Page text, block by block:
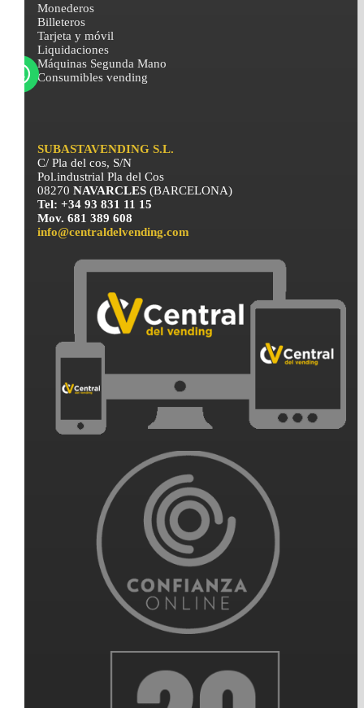
Monederos
Billeteros
Tarjeta y móvil
Liquidaciones
Máquinas Segunda Mano
Consumibles vending
SUBASTAVENDING S.L.
C/ Pla del cos, S/N
Pol.industrial Pla del Cos
08270NAVARCLES(BARCELONA)
Tel: +34 93 831 11 15
Mov. 681 389 608
info@centraldelvending.com